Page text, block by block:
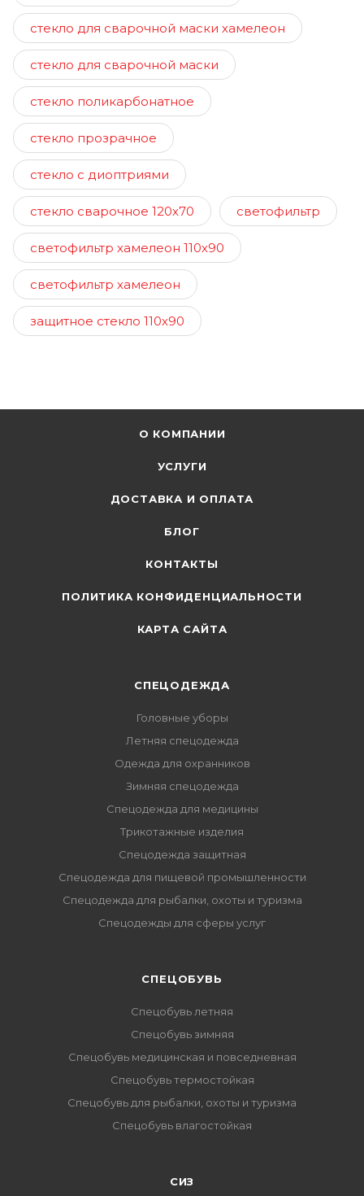
стекло для сварочной маски хамелеон
стекло для сварочной маски
стекло поликарбонатное
стекло прозрачное
стекло с диоптриями
стекло сварочное 120х70 светофильтр
светофильтр хамелеон 110х90
светофильтр хамелеон
защитное стекло 110х90
О КОМПАНИИ
УСЛУГИ
ДОСТАВКА И ОПЛАТА
БЛОГ
КОНТАКТЫ
ПОЛИТИКА КОНФИДЕНЦИАЛЬНОСТИ
КАРТА САЙТА
СПЕЦОДЕЖДА
Головные уборы
Летняя спецодежда
Одежда для охранников
Зимняя спецодежда
Спецодежда для медицины
Трикотажные изделия
Спецодежда защитная
Спецодежда для пищевой промышленности
Спецодежда для рыбалки, охоты и туризма
Спецодежды для сферы услуг
CПЕЦОБУВЬ
Спецобувь летняя
Спецобувь зимняя
Спецобувь медицинская и повседневная
Спецобувь термостойкая
Спецобувь для рыбалки, охоты и туризма
Спецобувь влагостойкая
СИЗ